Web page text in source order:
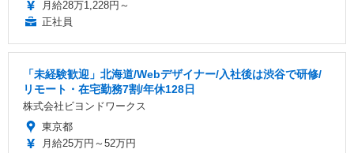
月給28万1,228円～
正社員
「未経験歓迎」北海道/Webデザイナー/入社後は渋谷で研修/
リモート・在宅勤務7割/年休128日
株式会社ビヨンドワークス
東京都
月給25万円～52万円